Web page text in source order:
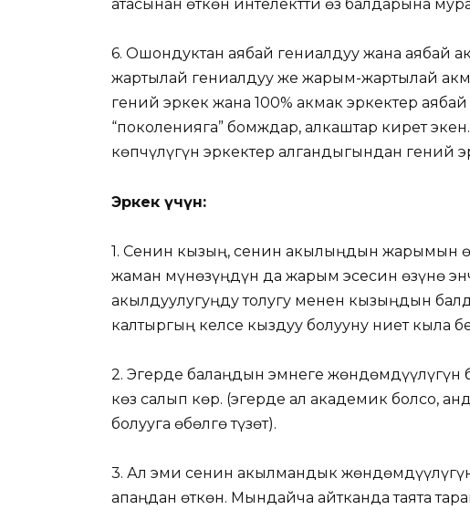
атасынан өткөн интелектти өз балдарына
6. Ошондуктан аябай гениалдуу жана аябай
жартылай гениалдуу же жарым-жартылай
гений эркек жана 100% акмак эркектер
“поколенияга” бомждар, алкаштар кирет
көпчүлүгүн эркектер алгандыгындан гений
Эркек үчүн:
1. Сенин кызың, сенин акылыңдын жарымын
жаман мүнөзүңдүн да жарым эсесин өзүнө
акылдуулугуңду толугу менен кызыңдын
калтыргың келсе кыздуу болууну ниет кыла
2. Эгерде балаңдын эмнеге жөндөмдүүлүгүн
көз салып көр. (эгерде ал академик болсо,
болууга өбөлгө түзөт).
3. Ал эми сенин акылмандык
апаңдан өткөн. Мындайча айтканда таята